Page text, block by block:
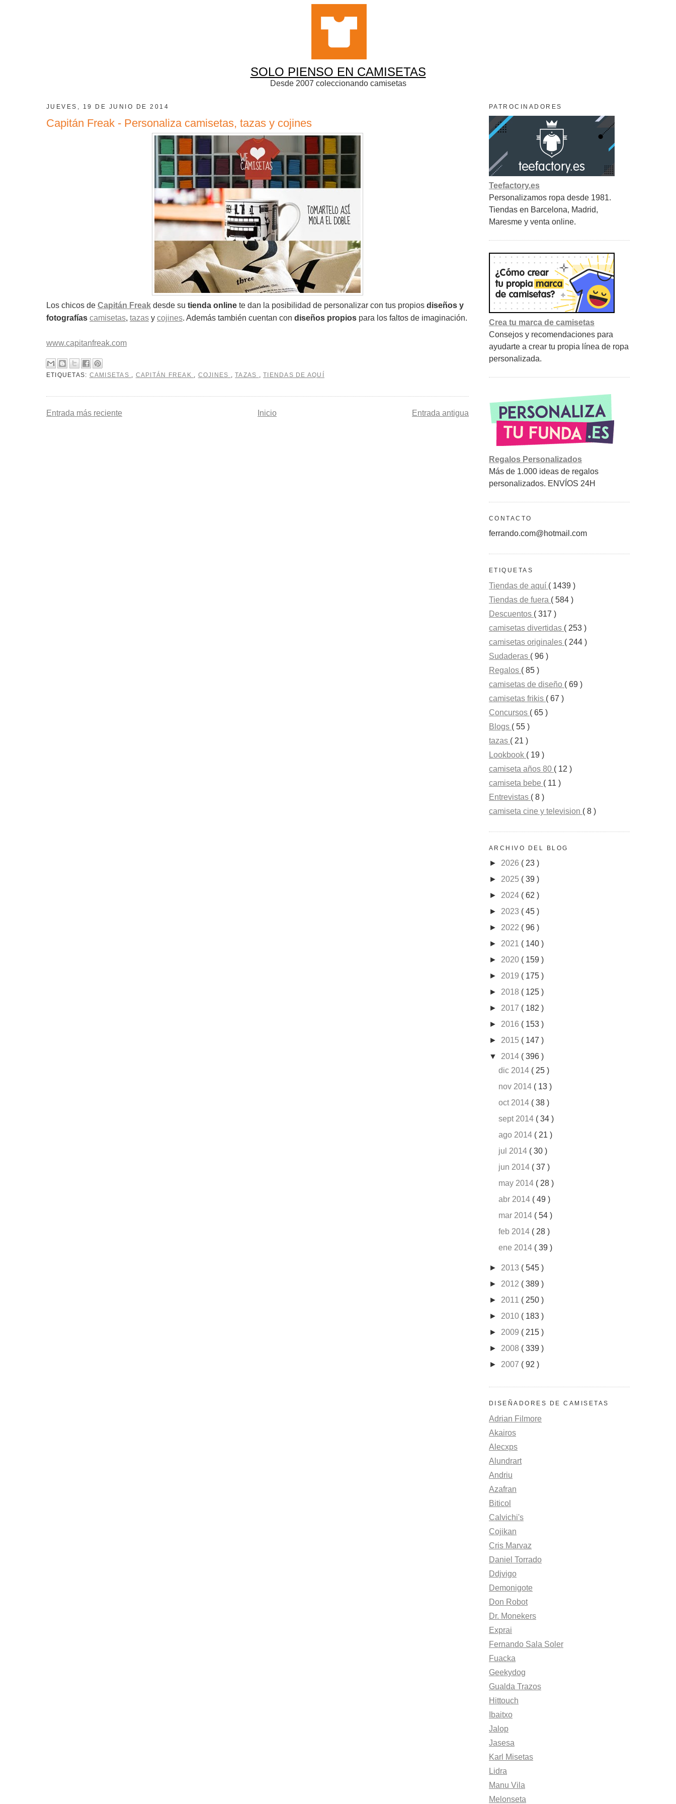
SOLO PIENSO EN CAMISETAS
Desde 2007 coleccionando camisetas
JUEVES, 19 DE JUNIO DE 2014
Capitán Freak - Personaliza camisetas, tazas y cojines
Los chicos de Capitán Freak desde su tienda online te dan la posibilidad de personalizar con tus propios diseños y
fotografías camisetas, tazas y cojines. Además también cuentan con diseños propios para los faltos de imaginación.
www.capitanfreak.com
ETIQUETAS: CAMISETAS , CAPITÁN FREAK , COJINES ,TAZAS ,TIENDAS DE AQUÍ
Entrada más reciente Entrada antigua
Inicio
PATROCINADORES
Teefactory.es
Personalizamos ropa desde 1981.
Tiendas en Barcelona, Madrid,
Maresme y venta online.
Crea tu marca de camisetas
Consejos y recomendaciones para
ayudarte a crear tu propia línea de ropa
personalizada.
Regalos Personalizados
Más de 1.000 ideas de regalos
personalizados. ENVÍOS 24H
CONTACTO
ferrando.com@hotmail.com
ETIQUETAS
Tiendas de aquí ( 1439 )
Tiendas de fuera ( 584 )
Descuentos ( 317 )
camisetas divertidas ( 253 )
camisetas originales ( 244 )
Sudaderas ( 96 )
Regalos ( 85 )
camisetas de diseño ( 69 )
camisetas frikis ( 67 )
Concursos ( 65 )
Blogs ( 55 )
tazas ( 21 )
Lookbook ( 19 )
camiseta años 80 ( 12 )
camiseta bebe ( 11 )
Entrevistas ( 8 )
camiseta cine y television ( 8 )
ARCHIVO DEL BLOG
► 2026 ( 23 )
► 2025 ( 39 )
► 2024 ( 62 )
► 2023 ( 45 )
► 2022 ( 96 )
► 2021 ( 140 )
► 2020 ( 159 )
► 2019 ( 175 )
► 2018 ( 125 )
► 2017 ( 182 )
► 2016 ( 153 )
► 2015 ( 147 )
▼ 2014 ( 396 )
dic 2014 ( 25 )
nov 2014 ( 13 )
oct 2014 ( 38 )
sept 2014 ( 34 )
ago 2014 ( 21 )
jul 2014 ( 30 )
jun 2014 ( 37 )
may 2014 ( 28 )
abr 2014 ( 49 )
mar 2014 ( 54 )
feb 2014 ( 28 )
ene 2014 ( 39 )
► 2013 ( 545 )
► 2012 ( 389 )
► 2011 ( 250 )
► 2010 ( 183 )
► 2009 ( 215 )
► 2008 ( 339 )
► 2007 ( 92 )
DISEÑADORES DE CAMISETAS
Adrian Filmore
Akairos
Alecxps
Alundrart
Andriu
Azafran
Biticol
Calvichi's
Cojikan
Cris Marvaz
Daniel Torrado
Ddjvigo
Demonigote
Don Robot
Dr. Monekers
Exprai
Fernando Sala Soler
Fuacka
Geekydog
Gualda Trazos
Hittouch
Ibaitxo
Jalop
Jasesa
Karl Misetas
Lidra
Manu Vila
Melonseta